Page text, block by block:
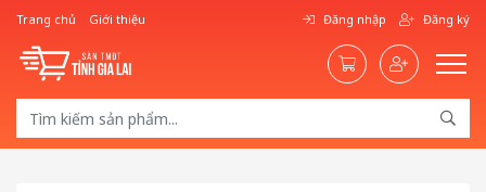
Trang chủ Giới thiệu Đăng nhập Đăng ký